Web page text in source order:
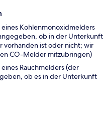
Kohlenmonoxidmelders
ob in der Unterkunft
vorhanden ist oder nicht; wir
CO-Melder mitzubringen)
Rauchmelders (der
ob es in der Unterkunft